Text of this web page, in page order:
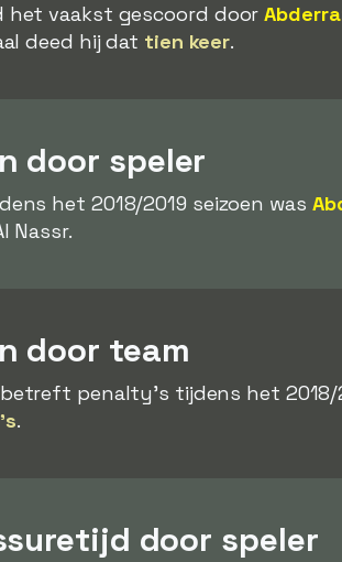
het vaakst gescoord door
deed hij dat tien keer.
door speler
het 2018/2019 seizoen was
Nassr.
door team
penalty's tijdens het 2018/
.
door speler